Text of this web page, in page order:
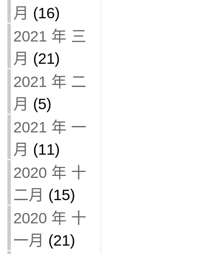
月 (16)
2021 年 三
月 (21)
2021 年 二
月 (5)
2021 年 一
月 (11)
2020 年 十
二月 (15)
2020 年 十
一月 (21)